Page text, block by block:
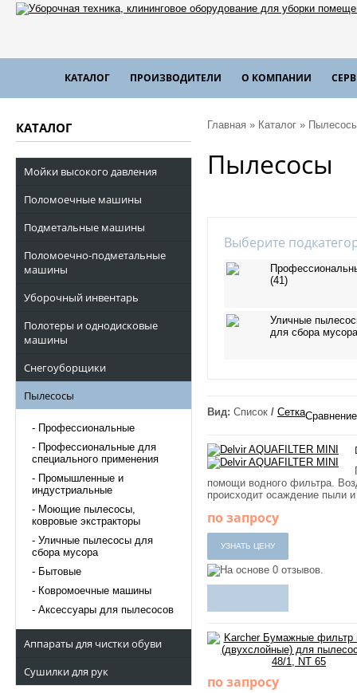
КАТАЛОГ ПРОИЗВОДИТЕЛИ О КОМПАНИИ
КАТАЛОГ
Мойки высокого давления
Поломоечные машины
Подметальные машины
Поломоечно-подметальные
машины
Уборочный инвентарь
Полотеры и однодисковые
машины
Снегоуборщики
Пылесосы
Профессиональные
Профессиональные для
специального применения
Промышленные и
индустриальные
Моющие пылесосы,
ковровые экстракторы
Уличные пылесосы для
сбора мусора
Бытовые
Ковромоечные машины
Аксессуары для пылесосов
Аппараты для чистки обуви
Сушилки для рук
Главная » Каталог »
Пылесосы
Выберите
(41)
Уличные
для сбора
Вид: Список / Сетка
помощи водного фильтра.
происходит осаждение пыли
по запросу
по запросу